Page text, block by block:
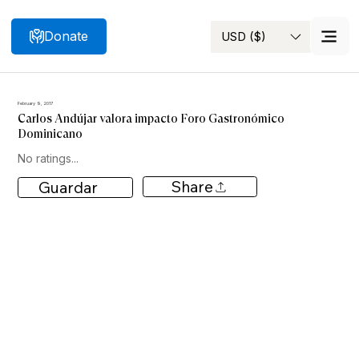
Search USD ($)
Donate
February 9, 2017
Carlos Andújar valora impacto Foro Gastronómico
Dominicano
No ratings...
Guardar Share